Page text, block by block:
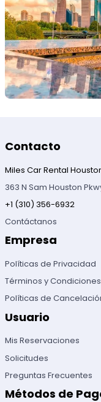
Contacto
Miles Car Rental
363 N Sam Houston
+1 (310) 356-6932
Contáctanos
Empresa
Políticas de Privacidad
Términos y Condiciones
Políticas de
Usuario
Mis Reservaciones
Solicitudes
Preguntas Frecuentes
Métodos de